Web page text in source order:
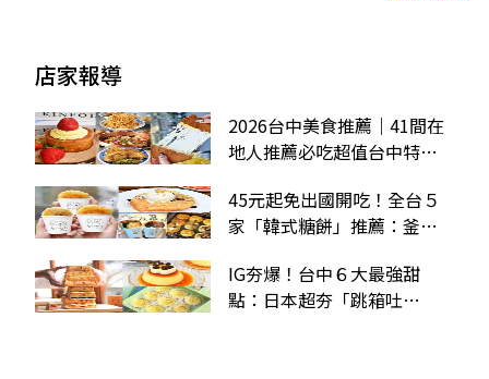
店家報導
2026台中美食推薦｜41間在
地人推薦必吃超值台中特色
45元起免出國開吃！全台５
家「韓式糖餅」推薦：釜山
IG夯爆！台中６大最強甜
點：日本超夯「跳箱吐